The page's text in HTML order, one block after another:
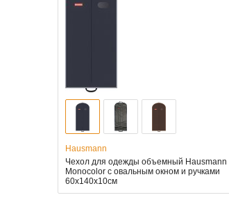
Hausmann
Чехол для одежды объемный Hausmann
Monocolor с овальным окном и ручками
60x140x10см